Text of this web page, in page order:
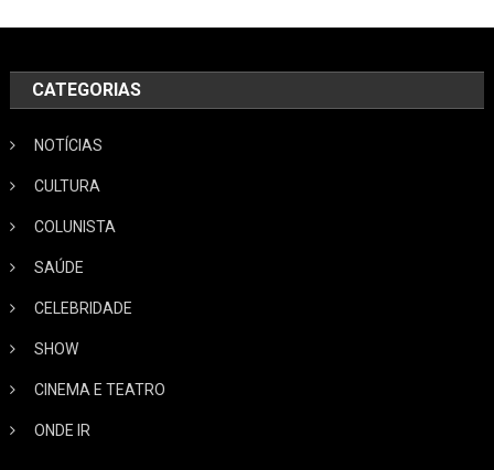
CATEGORIAS
NOTÍCIAS
CULTURA
COLUNISTA
SAÚDE
CELEBRIDADE
SHOW
CINEMA E TEATRO
ONDE IR